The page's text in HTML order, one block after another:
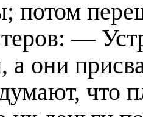
потом
—
они
что